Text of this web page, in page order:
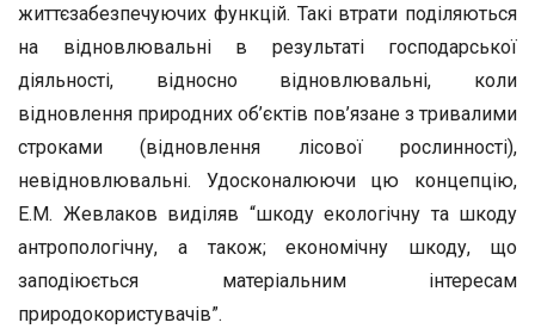
життєзабезпечуючих функцій. Такі втрати поділяються
на відновлювальні в результаті господарської
діяльності, відносно відновлювальні, коли
відновлення природних об’єктів пов’язане з тривалими
строками (відновлення лісової рослинності),
невідновлювальні. Удосконалюючи цю концепцію,
Е.М. Жевлаков виділяв “шкоду екологічну та шкоду
антропологічну, а також; економічну шкоду, що
заподіюється матеріальним інтересам
природокористувачів”.